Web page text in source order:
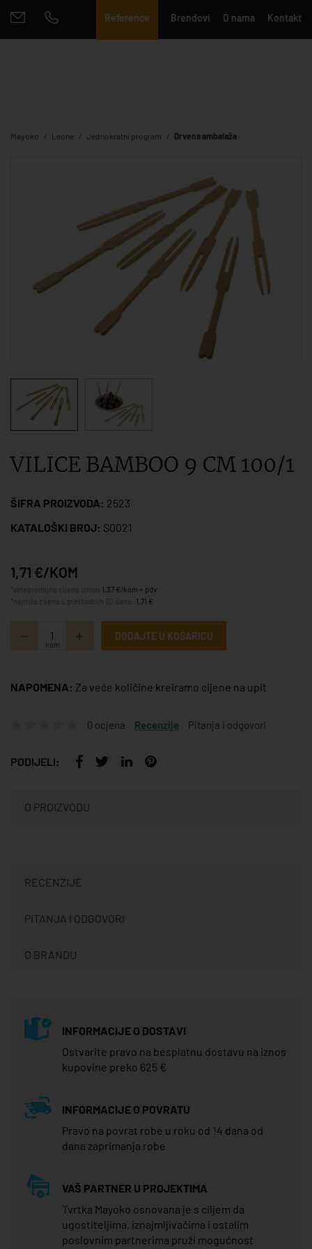
Reference Brendovi O nama Kontakt
Mayoko Leone Jednokratni program Drvena ambalaža
VILICE BAMBOO 9 CM 100/1
ŠIFRA PROIZVODA: 2523
KATALOŠKI BROJ: S0021
1,71 €/KOM
1,37 €/kom + pdv
1,71 €
kom
DODAJTE U KOŠARICU
NAPOMENA: Za veće količine kreiramo cijene na upit
0 ocjena Recenzije Pitanja i odgovori
PODIJELI:
O PROIZVODU
RECENZIJE
PITANJA I ODGOVORI
O BRANDU
INFORMACIJE O DOSTAVI
Ostvarite pravo na besplatnu dostavu na iznos
kupovine preko 625 €
INFORMACIJE O POVRATU
Pravo na povrat robe u roku od 14 dana od
dana zaprimanja robe
VAŠ PARTNER U PROJEKTIMA
Tvrtka Mayoko osnovana je s ciljem da
ugostiteljima, iznajmljivačima i ostalim
poslovnim partnerima pruži mogućnost